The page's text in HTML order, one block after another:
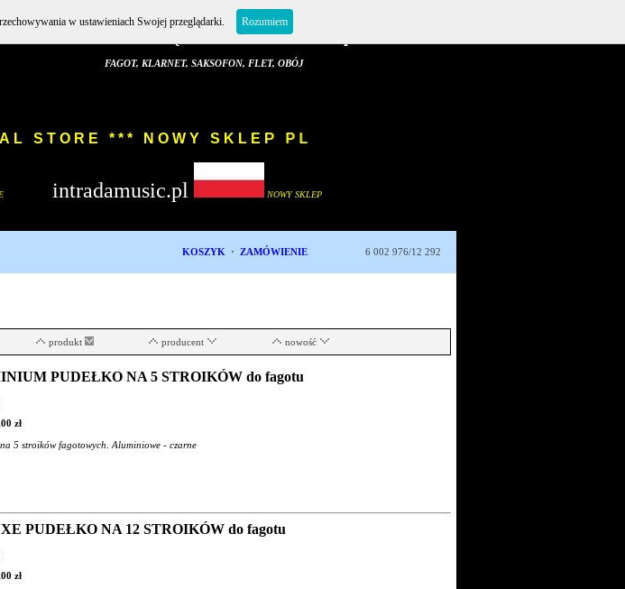
DĘTE DREWNIANE Sklep i Serwis
FAGOT, KLARNET, SAKSOFON, FLET, OBÓJ
STORE *** NOWY SKLEP PL
intradamusic.pl NOWY SKLEP
KOSZYK · ZAMÓWIENIE 6 002 976/12 292
produkt producent nowość
PUDEŁKO NA 5 STROIKÓW do fagotu
zł
5 stroików fagotowych. Aluminiowe - czarne
PUDEŁKO NA 12 STROIKÓW do fagotu
zł
w ustawieniach Swojej przeglądarki. Rozumiem